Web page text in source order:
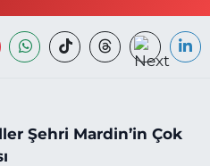
Şehri Mardin’in Çok